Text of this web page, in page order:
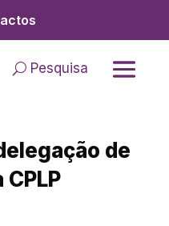
Pesquisa
de